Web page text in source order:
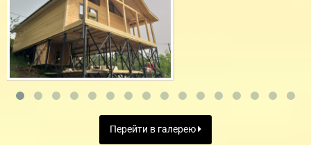
Перейти в галерею